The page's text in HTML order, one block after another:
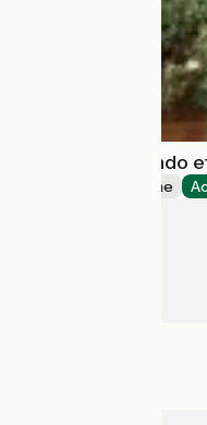
Maison de la rando
Offices de Tourisme